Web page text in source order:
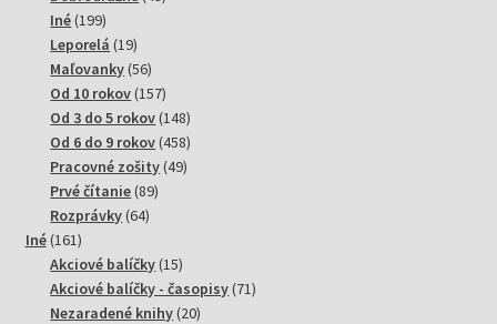
Iné 199199
produktov
Leporelá 1919
produktov
Maľovanky 5656
produktov
Od 10 rokov 157157
produktov
Od 3 do 5 rokov 148148
produktov
Od 6 do 9 rokov 458458
produktov
Pracovné zošity 4949
Prvé čítanie 8989
Rozprávky 6464
Iné 161161
produktov
Akciové balíčky 1515
produktov
Akciové balíčky - časopisy 7171
Nezaradené knihy 2020